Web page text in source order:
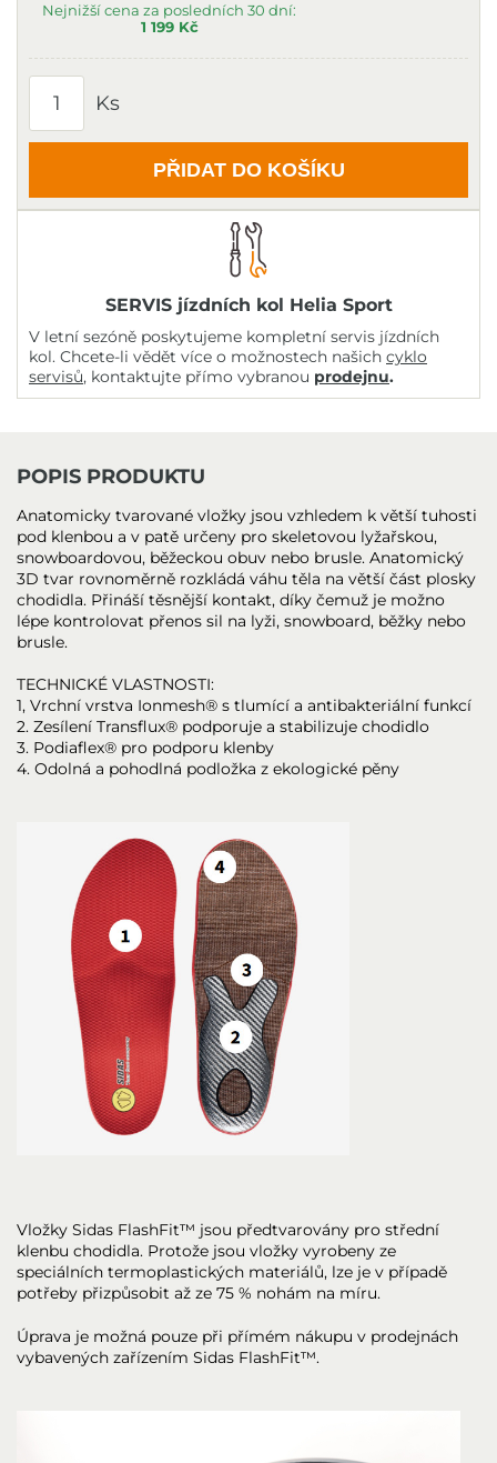
Nejnižší cena za posledních 30 dní:
1 199 Kč
Ks
PŘIDAT DO KOŠÍKU
SERVIS jízdních kol Helia Sport
V letní sezóně poskytujeme kompletní servis jízdních
kol. Chcete-li vědět více o možnostech našich cyklo
servisů, kontaktujte přímo vybranou prodejnu.
POPIS PRODUKTU
Anatomicky tvarované vložky jsou vzhledem k větší tuhosti
pod klenbou a v patě určeny pro skeletovou lyžařskou,
snowboardovou, běžeckou obuv nebo brusle. Anatomický
3D tvar rovnoměrně rozkládá váhu těla na větší část plosky
chodidla. Přináší těsnější kontakt, díky čemuž je možno
lépe kontrolovat přenos sil na lyži, snowboard, běžky nebo
brusle.
TECHNICKÉ VLASTNOSTI:
1, Vrchní vrstva Ionmesh® s tlumící a antibakteriální funkcí
2. Zesílení Transflux® podporuje a stabilizuje chodidlo
3. Podiaflex® pro podporu klenby
4. Odolná a pohodlná podložka z ekologické pěny
Vložky Sidas FlashFit™ jsou předtvarovány pro střední
klenbu chodidla. Protože jsou vložky vyrobeny ze
speciálních termoplastických materiálů, lze je v případě
potřeby přizpůsobit až ze 75 % nohám na míru.
Úprava je možná pouze při přímém nákupu v prodejnách
vybavených zařízením Sidas FlashFit™.